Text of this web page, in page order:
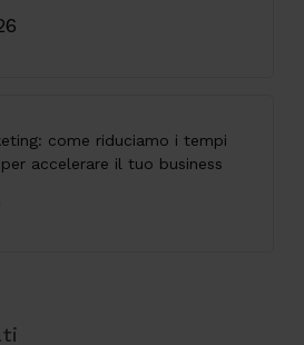
come riduciamo i tempi
accelerare il tuo business